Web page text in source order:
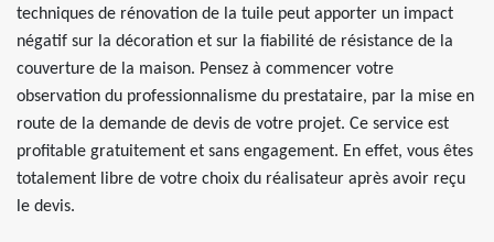
techniques de rénovation de la tuile peut apporter un impact
négatif sur la décoration et sur la fiabilité de résistance de la
couverture de la maison. Pensez à commencer votre
observation du professionnalisme du prestataire, par la mise en
route de la demande de devis de votre projet. Ce service est
profitable gratuitement et sans engagement. En effet, vous êtes
totalement libre de votre choix du réalisateur après avoir reçu
le devis.